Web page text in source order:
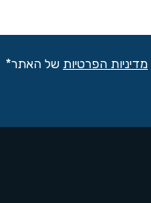
מדיניות הפרטיות של האתר*